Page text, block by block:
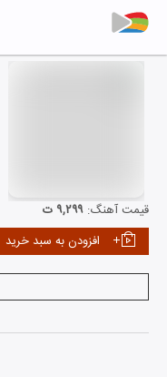
قیمت آهنگ: ۹,۲۹۹ ت
افزودن به سبد خرید